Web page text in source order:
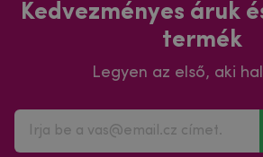
Kedvezményes áruk
termék
Legyen az első, aki